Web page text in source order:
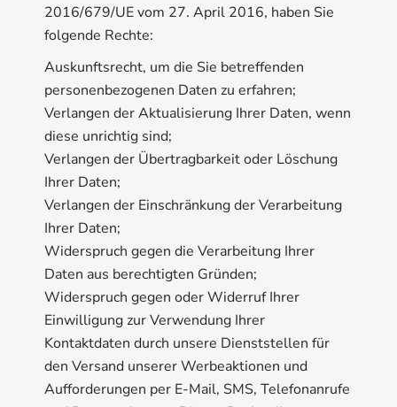
2016/679/UE vom 27. April 2016, haben Sie
folgende Rechte:
Auskunftsrecht, um die Sie betreffenden
personenbezogenen Daten zu erfahren;
Verlangen der Aktualisierung Ihrer Daten, wenn
diese unrichtig sind;
Verlangen der Übertragbarkeit oder Löschung
Ihrer Daten;
Verlangen der Einschränkung der Verarbeitung
Ihrer Daten;
Widerspruch gegen die Verarbeitung Ihrer
Daten aus berechtigten Gründen;
Widerspruch gegen oder Widerruf Ihrer
Einwilligung zur Verwendung Ihrer
Kontaktdaten durch unsere Dienststellen für
den Versand unserer Werbeaktionen und
Aufforderungen per E-Mail, SMS, Telefonanrufe